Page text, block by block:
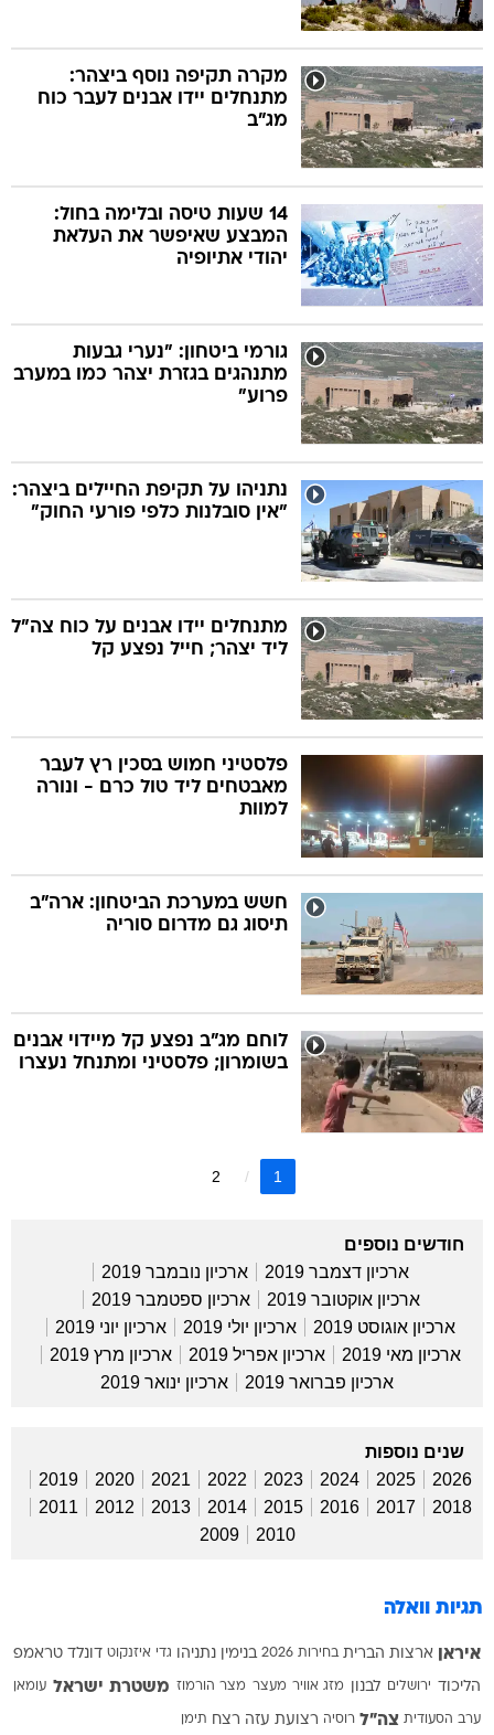
מקרה תקיפה נוסף ביצהר:
מתנחלים יידו אבנים לעבר כוח
מג"ב
14 שעות טיסה ובלימה בחול:
המבצע שאיפשר את העלאת
יהודי אתיופיה
גורמי ביטחון: "נערי גבעות
מתנהגים בגזרת יצהר כמו במערב
פרוע"
נתניהו על תקיפת החיילים ביצהר:
"אין סובלנות כלפי פורעי החוק"
מתנחלים יידו אבנים על כוח צה"ל
ליד יצהר; חייל נפצע קל
פלסטיני חמוש בסכין רץ לעבר
מאבטחים ליד טול כרם - ונורה
למוות
חשש במערכת הביטחון: ארה"ב
תיסוג גם מדרום סוריה
לוחם מג"ב נפצע קל מיידוי אבנים
בשומרון; פלסטיני ומתנחל נעצרו
1
2
חודשים נוספים
ארכיון דצמבר 2019
ארכיון נובמבר 2019
ארכיון אוקטובר 2019
ארכיון ספטמבר 2019
ארכיון אוגוסט 2019
ארכיון יולי 2019
ארכיון יוני 2019
ארכיון מאי 2019
ארכיון אפריל 2019
ארכיון מרץ 2019
ארכיון פברואר 2019
ארכיון ינואר 2019
שנים נוספות
2026
2025
2024
2023
2022
2021
2020
2019
2018
2017
2016
2015
2014
2013
2012
2011
2010
2009
תגיות וואלה
איראן ארצות הברית בחירות 2026 בנימין נתניהו גדי איזנקוט דונלד טראמפ
הליכוד ירושלים לבנון מזג אוויר מעצר מצר הורמוז משטרת ישראל עומאן
ערב הסעודית צה"ל רוסיה רצועת עזה רצח תימן